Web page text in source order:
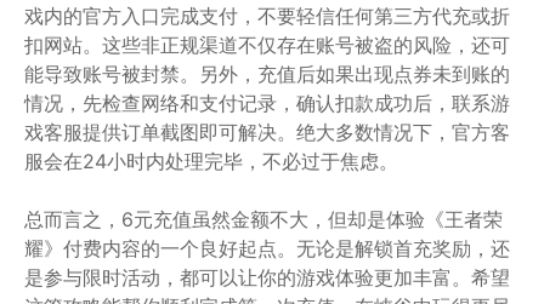
戏内的官方入口完成支付，不要轻信任何第三方代充或折
扣网站。这些非正规渠道不仅存在账号被盗的风险，还可
能导致账号被封禁。另外，充值后如果出现点券未到账的
情况，先检查网络和支付记录，确认扣款成功后，联系游
戏客服提供订单截图即可解决。绝大多数情况下，官方客
服会在24小时内处理完毕，不必过于焦虑。
总而言之，6元充值虽然金额不大，但却是体验《王者荣
耀》付费内容的一个良好起点。无论是解锁首充奖励，还
是参与限时活动，都可以让你的游戏体验更加丰富。希望